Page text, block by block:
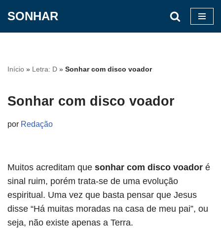
conteúdo
SONHAR
Início » Letra: D » Sonhar com disco voador
Sonhar com disco voador
por Redação
Muitos acreditam que sonhar com disco voador é
sinal ruim, porém trata-se de uma evolução
espiritual. Uma vez que basta pensar que Jesus
disse “Há muitas moradas na casa de meu pai”, ou
seja, não existe apenas a Terra.